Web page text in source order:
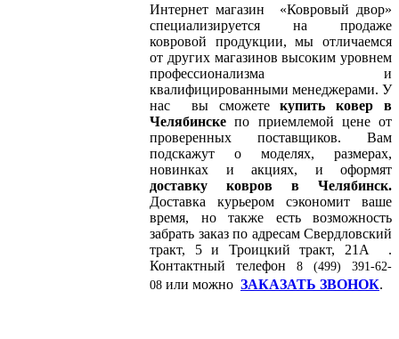
Интернет магазин «Ковровый двор»
специализируется на продаже
ковровой продукции, мы отличаемся
от других магазинов высоким уровнем
профессионализма и
квалифицированными менеджерами. У
нас вы сможетекупить ковер в
Челябинске по приемлемой цене от
проверенных поставщиков. Вам
подскажут о моделях, размерах,
новинках и акциях, и оформят
доставку ковров в Челябинск.
Доставка курьером сэкономит ваше
время, но также есть возможность
забрать заказ по адресам Свердловский
тракт, 5 и Троицкий тракт, 21А .
Контактный телефон 8 (499) 391-62-
08 или можно ЗАКАЗАТЬ ЗВОНОК.